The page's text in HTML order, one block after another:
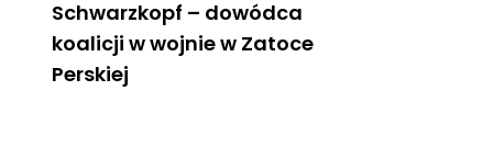
Schwarzkopf – dowódca
koalicji w wojnie w Zatoce
Perskiej